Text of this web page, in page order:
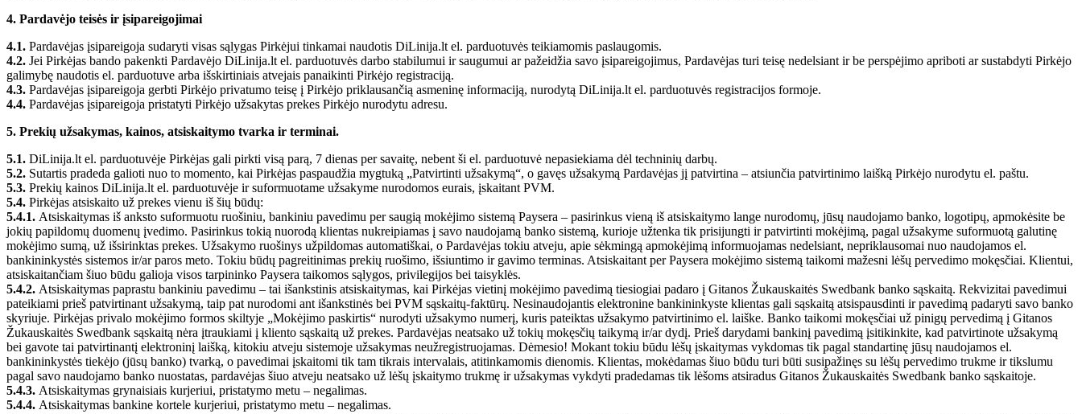
4. Pardavėjo teisės ir įsipareigojimai
4.1. Pardavėjas įsipareigoja sudaryti visas sąlygas Pirkėjui tinkamai naudotis DiLinija.lt el. parduotuvės teikiamomis paslaugomis.
4.2. Jei Pirkėjas bando pakenkti Pardavėjo DiLinija.lt el. parduotuvės darbo stabilumui ir saugumui ar pažeidžia savo įsipareigojimus, Pardavėjas turi teisę nedelsiant ir be perspėjimo apriboti ar sustabdyti Pirkėjo
galimybę naudotis el. parduotuve arba išskirtiniais atvejais panaikinti Pirkėjo registraciją.
4.3. Pardavėjas įsipareigoja gerbti Pirkėjo privatumo teisę į Pirkėjo priklausančią asmeninę informaciją, nurodytą DiLinija.lt el. parduotuvės registracijos formoje.
4.4. Pardavėjas įsipareigoja pristatyti Pirkėjo užsakytas prekes Pirkėjo nurodytu adresu.
5. Prekių užsakymas, kainos, atsiskaitymo tvarka ir terminai.
5.1. DiLinija.lt el. parduotuvėje Pirkėjas gali pirkti visą parą, 7 dienas per savaitę, nebent ši el. parduotuvė nepasiekiama dėl techninių darbų.
5.2. Sutartis pradeda galioti nuo to momento, kai Pirkėjas paspaudžia mygtuką „Patvirtinti užsakymą“, o gavęs užsakymą Pardavėjas jį patvirtina – atsiunčia patvirtinimo laišką Pirkėjo nurodytu el. paštu.
5.3. Prekių kainos DiLinija.lt el. parduotuvėje ir suformuotame užsakyme nurodomos eurais, įskaitant PVM.
5.4. Pirkėjas atsiskaito už prekes vienu iš šių būdų:
5.4.1. Atsiskaitymas iš anksto suformuotu ruošiniu, bankiniu pavedimu per saugią mokėjimo sistemą Paysera – pasirinkus vieną iš atsiskaitymo lange nurodomų, jūsų naudojamo banko, logotipų, apmokėsite be
jokių papildomų duomenų įvedimo. Pasirinkus tokią nuorodą klientas nukreipiamas į savo naudojamą banko sistemą, kurioje užtenka tik prisijungti ir patvirtinti mokėjimą, pagal užsakyme suformuotą galutinę
mokėjimo sumą, už išsirinktas prekes. Užsakymo ruošinys užpildomas automatiškai, o Pardavėjas tokiu atveju, apie sėkmingą apmokėjimą informuojamas nedelsiant, nepriklausomai nuo naudojamos el.
bankininkystės sistemos ir/ar paros meto. Tokiu būdų pagreitinimas prekių ruošimo, išsiuntimo ir gavimo terminas. Atsiskaitant per Paysera mokėjimo sistemą taikomi mažesni lėšų pervedimo mokęsčiai. Klientui,
atsiskaitančiam šiuo būdu galioja visos tarpininko Paysera taikomos sąlygos, privilegijos bei taisyklės.
5.4.2. Atsiskaitymas paprastu bankiniu pavedimu – tai išankstinis atsiskaitymas, kai Pirkėjas vietinį mokėjimo pavedimą tiesiogiai padaro į Gitanos Žukauskaitės Swedbank banko sąskaitą. Rekvizitai pavedimui
pateikiami prieš patvirtinant užsakymą, taip pat nurodomi ant išankstinės bei PVM sąskaitų-faktūrų. Nesinaudojantis elektronine bankininkyste klientas gali sąskaitą atsispausdinti ir pavedimą padaryti savo banko
skyriuje. Pirkėjas privalo mokėjimo formos skiltyje „Mokėjimo paskirtis“ nurodyti užsakymo numerį, kuris pateiktas užsakymo patvirtinimo el. laiške. Banko taikomi mokęsčiai už pinigų pervedimą į Gitanos
Žukauskaitės Swedbank sąskaitą nėra įtraukiami į kliento sąskaitą už prekes. Pardavėjas neatsako už tokių mokęsčių taikymą ir/ar dydį. Prieš darydami bankinį pavedimą įsitikinkite, kad patvirtinote užsakymą
bei gavote tai patvirtinantį elektroninį laišką, kitokiu atveju sistemoje užsakymas neužregistruojamas. Dėmesio! Mokant tokiu būdu lėšų įskaitymas vykdomas tik pagal standartinę jūsų naudojamos el.
bankininkystės tiekėjo (jūsų banko) tvarką, o pavedimai įskaitomi tik tam tikrais intervalais, atitinkamomis dienomis. Klientas, mokėdamas šiuo būdu turi būti susipažinęs su lėšų pervedimo trukme ir tikslumu
pagal savo naudojamo banko nuostatas, pardavėjas šiuo atveju neatsako už lėšų įskaitymo trukmę ir užsakymas vykdyti pradedamas tik lėšoms atsiradus Gitanos Žukauskaitės Swedbank banko sąskaitoje.
5.4.3. Atsiskaitymas grynaisiais kurjeriui, pristatymo metu – negalimas.
5.4.4. Atsiskaitymas bankine kortele kurjeriui, pristatymo metu – negalimas.